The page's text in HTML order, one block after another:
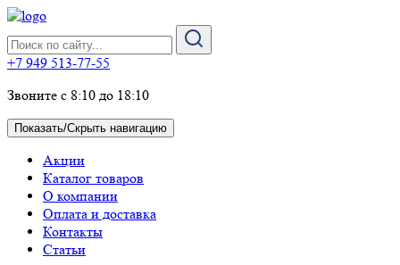
+7 949 513-77-55
Звоните с 8:10 до 18:10
Показать/Скрыть навигацию
Акции
Каталог товаров
О компании
Оплата и доставка
Контакты
Статьи